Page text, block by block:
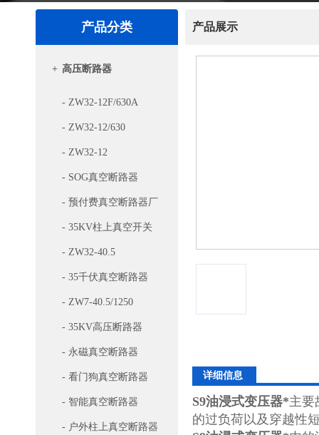
产品分类
+ 高压断路器
- ZW32-12F/630A
- ZW32-12/630
- ZW32-12
- SOG真空断路器
- 预付费真空断路器厂
- 35KV柱上真空开关
- ZW32-40.5
- 35千伏真空断路器
- ZW7-40.5/1250
- 35KV高压断路器
- 永磁真空断路器
- 看门狗真空断路器
- 智能真空断路器
- 户外柱上真空断路器
产品展示
详细信息
S9油浸式变压器*主要
的过负荷以及穿越性